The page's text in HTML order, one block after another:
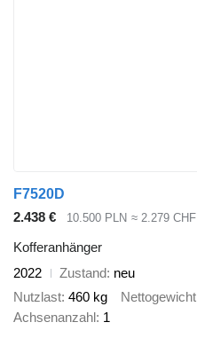
F7520D
2.438 €
10.500 PLN ≈ 2.279 CHF
Kofferanhänger
2022
Zustand neu
Nutzlast 460 kg Nettogewicht
Achsenanzahl 1